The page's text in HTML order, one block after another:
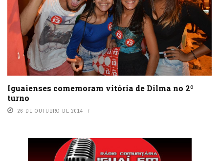
Iguaienses comemoram vitória de Dilma no 2º
turno
26 DE OUTUBRO DE 2014